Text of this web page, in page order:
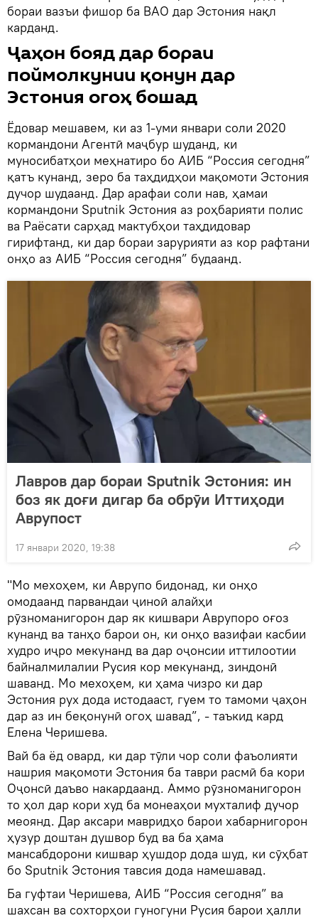
бораи вазъи фишор ба ВАО дар Эстония нақл
карданд.
Ҷаҳон бояд дар бораи
поймолкунии қонун дар
Эстония огоҳ бошад
Ёдовар мешавем, ки аз 1-уми январи соли 2020
кормандони Агентӣ маҷбур шуданд, ки
муносибатҳои меҳнатиро бо АИБ “Россия сегодня”
қатъ кунанд, зеро ба таҳдидҳои мақомоти Эстония
дучор шудаанд. Дар арафаи соли нав, ҳамаи
кормандони Sputnik Эстония аз роҳбарияти полис
ва Раёсати сарҳад мактубҳои таҳдидовар
гирифтанд, ки дар бораи зарурияти аз кор рафтани
онҳо аз АИБ “Россия сегодня” будаанд.
Лавров дар бораи Sputnik Эстония: ин
боз як доғи дигар ба обрӯи Иттиҳоди
Аврупост
17 январи 2020, 19:38
"Мо мехоҳем, ки Аврупо бидонад, ки онҳо
омодаанд парвандаи ҷиноӣ алайҳи
рӯзноманигорон дар як кишвари Аврупоро оғоз
кунанд ва танҳо барои он, ки онҳо вазифаи касбии
худро иҷро мекунанд ва дар оҷонсии иттилоотии
байналмилалии Русия кор мекунанд, зиндонӣ
шаванд. Мо мехоҳем, ки ҳама чизро ки дар
Эстония рух дода истодааст, гуем то тамоми ҷаҳон
дар аз ин беқонунӣ огоҳ шавад”, - таъкид кард
Елена Черишева.
Вай ба ёд овард, ки дар тӯли чор соли фаъолияти
нашрия мақомоти Эстония ба таври расмӣ ба кори
Оҷонсӣ даъво накардаанд. Аммо рӯзноманигорон
то ҳол дар кори худ ба монеаҳои мухталиф дучор
меоянд. Дар аксари мавридҳо барои хабарнигорон
ҳузур доштан душвор буд ва ба ҳама
мансабдорони кишвар ҳушдор дода шуд, ки сӯҳбат
бо Sputnik Эстония тавсия дода намешавад.
Ба гуфтаи Черишева, АИБ “Россия сегодня” ва
шахсан ва сохторҳои гуногуни Русия барои ҳалли